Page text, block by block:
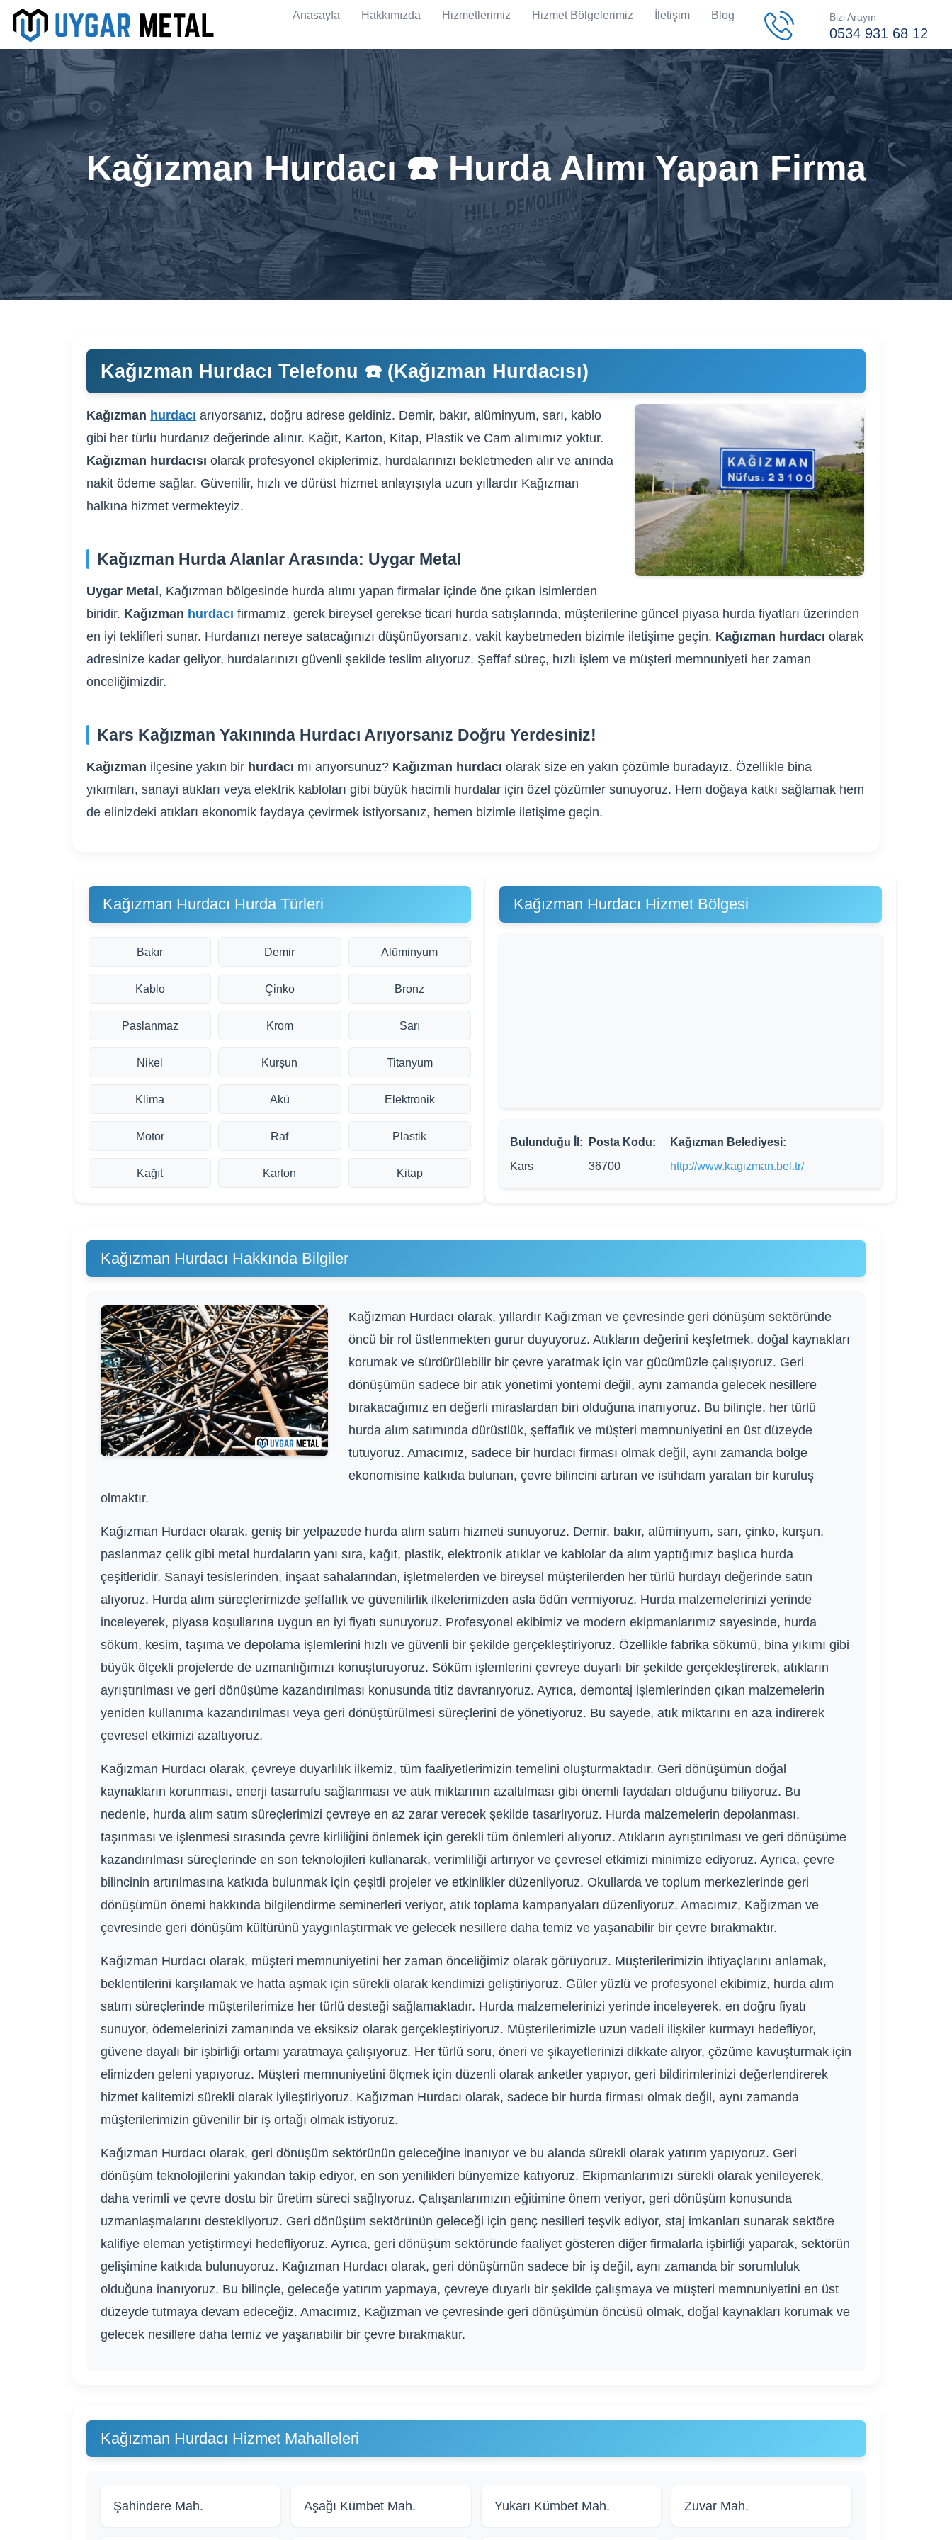
Anasayfa Hakkımızda Hizmetlerimiz Hizmet Bölgelerimiz İletişim Blog Bizi Arayın
0534 931 68 12
Kağızman Hurdacı ☎️ Hurda Alımı Yapan Firma
Kağızman Hurdacı Telefonu ☎️ (Kağızman Hurdacısı)
Kağızman hurdacı arıyorsanız, doğru adrese geldiniz. Demir, bakır, alüminyum, sarı, kablo
gibi her türlü hurdanız değerinde alınır. Kağıt, Karton, Kitap, Plastik ve Cam alımımız yoktur.
Kağızman hurdacısı olarak profesyonel ekiplerimiz, hurdalarınızı bekletmeden alır ve anında
nakit ödeme sağlar. Güvenilir, hızlı ve dürüst hizmet anlayışıyla uzun yıllardır Kağızman
halkına hizmet vermekteyiz.
Kağızman Hurda Alanlar Arasında: Uygar Metal
Uygar Metal , Kağızman bölgesinde hurda alımı yapan firmalar içinde öne çıkan isimlerden
biridir. Kağızman hurdacı firmamız, gerek bireysel gerekse ticari hurda satışlarında, müşterilerine güncel piyasa hurda fiyatları üzerinden
en iyi teklifleri sunar. Hurdanızı nereye satacağınızı düşünüyorsanız, vakit kaybetmeden bizimle iletişime geçin. Kağızman hurdacı olarak
adresinize kadar geliyor, hurdalarınızı güvenli şekilde teslim alıyoruz. Şeffaf süreç, hızlı işlem ve müşteri memnuniyeti her zaman
önceliğimizdir.
Kars Kağızman Yakınında Hurdacı Arıyorsanız Doğru Yerdesiniz!
Kağızman ilçesine yakın bir hurdacı mı arıyorsunuz? Kağızman hurdacı olarak size en yakın çözümle buradayız. Özellikle bina
yıkımları, sanayi atıkları veya elektrik kabloları gibi büyük hacimli hurdalar için özel çözümler sunuyoruz. Hem doğaya katkı sağlamak hem
de elinizdeki atıkları ekonomik faydaya çevirmek istiyorsanız, hemen bizimle iletişime geçin.
Kağızman Hurdacı Hurda Türleri
Bakır Demir Alüminyum
Kablo Çinko Bronz
Paslanmaz Krom Sarı
Nikel Kurşun Titanyum
Klima Akü Elektronik
Motor Raf Plastik
Kağıt Karton Kitap
Kağızman Hurdacı Hizmet Bölgesi
Bulunduğu İl:
Kars
Posta Kodu:
36700
Kağızman Belediyesi:
http://www.kagizman.bel.tr/
Kağızman Hurdacı Hakkında Bilgiler
Kağızman Hurdacı olarak, yıllardır Kağızman ve çevresinde geri dönüşüm sektöründe
öncü bir rol üstlenmekten gurur duyuyoruz. Atıkların değerini keşfetmek, doğal kaynakları
korumak ve sürdürülebilir bir çevre yaratmak için var gücümüzle çalışıyoruz. Geri
dönüşümün sadece bir atık yönetimi yöntemi değil, aynı zamanda gelecek nesillere
bırakacağımız en değerli miraslardan biri olduğuna inanıyoruz. Bu bilinçle, her türlü
hurda alım satımında dürüstlük, şeffaflık ve müşteri memnuniyetini en üst düzeyde
tutuyoruz. Amacımız, sadece bir hurdacı firması olmak değil, aynı zamanda bölge
ekonomisine katkıda bulunan, çevre bilincini artıran ve istihdam yaratan bir kuruluş
olmaktır.
Kağızman Hurdacı olarak, geniş bir yelpazede hurda alım satım hizmeti sunuyoruz. Demir, bakır, alüminyum, sarı, çinko, kurşun,
paslanmaz çelik gibi metal hurdaların yanı sıra, kağıt, plastik, elektronik atıklar ve kablolar da alım yaptığımız başlıca hurda
çeşitleridir. Sanayi tesislerinden, inşaat sahalarından, işletmelerden ve bireysel müşterilerden her türlü hurdayı değerinde satın
alıyoruz. Hurda alım süreçlerimizde şeffaflık ve güvenilirlik ilkelerimizden asla ödün vermiyoruz. Hurda malzemelerinizi yerinde
inceleyerek, piyasa koşullarına uygun en iyi fiyatı sunuyoruz. Profesyonel ekibimiz ve modern ekipmanlarımız sayesinde, hurda
söküm, kesim, taşıma ve depolama işlemlerini hızlı ve güvenli bir şekilde gerçekleştiriyoruz. Özellikle fabrika sökümü, bina yıkımı gibi
büyük ölçekli projelerde de uzmanlığımızı konuşturuyoruz. Söküm işlemlerini çevreye duyarlı bir şekilde gerçekleştirerek, atıkların
ayrıştırılması ve geri dönüşüme kazandırılması konusunda titiz davranıyoruz. Ayrıca, demontaj işlemlerinden çıkan malzemelerin
yeniden kullanıma kazandırılması veya geri dönüştürülmesi süreçlerini de yönetiyoruz. Bu sayede, atık miktarını en aza indirerek
çevresel etkimizi azaltıyoruz.
Kağızman Hurdacı olarak, çevreye duyarlılık ilkemiz, tüm faaliyetlerimizin temelini oluşturmaktadır. Geri dönüşümün doğal
kaynakların korunması, enerji tasarrufu sağlanması ve atık miktarının azaltılması gibi önemli faydaları olduğunu biliyoruz. Bu
nedenle, hurda alım satım süreçlerimizi çevreye en az zarar verecek şekilde tasarlıyoruz. Hurda malzemelerin depolanması,
taşınması ve işlenmesi sırasında çevre kirliliğini önlemek için gerekli tüm önlemleri alıyoruz. Atıkların ayrıştırılması ve geri dönüşüme
kazandırılması süreçlerinde en son teknolojileri kullanarak, verimliliği artırıyor ve çevresel etkimizi minimize ediyoruz. Ayrıca, çevre
bilincinin artırılmasına katkıda bulunmak için çeşitli projeler ve etkinlikler düzenliyoruz. Okullarda ve toplum merkezlerinde geri
dönüşümün önemi hakkında bilgilendirme seminerleri veriyor, atık toplama kampanyaları düzenliyoruz. Amacımız, Kağızman ve
çevresinde geri dönüşüm kültürünü yaygınlaştırmak ve gelecek nesillere daha temiz ve yaşanabilir bir çevre bırakmaktır.
Kağızman Hurdacı olarak, müşteri memnuniyetini her zaman önceliğimiz olarak görüyoruz. Müşterilerimizin ihtiyaçlarını anlamak,
beklentilerini karşılamak ve hatta aşmak için sürekli olarak kendimizi geliştiriyoruz. Güler yüzlü ve profesyonel ekibimiz, hurda alım
satım süreçlerinde müşterilerimize her türlü desteği sağlamaktadır. Hurda malzemelerinizi yerinde inceleyerek, en doğru fiyatı
sunuyor, ödemelerinizi zamanında ve eksiksiz olarak gerçekleştiriyoruz. Müşterilerimizle uzun vadeli ilişkiler kurmayı hedefliyor,
güvene dayalı bir işbirliği ortamı yaratmaya çalışıyoruz. Her türlü soru, öneri ve şikayetlerinizi dikkate alıyor, çözüme kavuşturmak için
elimizden geleni yapıyoruz. Müşteri memnuniyetini ölçmek için düzenli olarak anketler yapıyor, geri bildirimlerinizi değerlendirerek
hizmet kalitemizi sürekli olarak iyileştiriyoruz. Kağızman Hurdacı olarak, sadece bir hurda firması olmak değil, aynı zamanda
müşterilerimizin güvenilir bir iş ortağı olmak istiyoruz.
Kağızman Hurdacı olarak, geri dönüşüm sektörünün geleceğine inanıyor ve bu alanda sürekli olarak yatırım yapıyoruz. Geri
dönüşüm teknolojilerini yakından takip ediyor, en son yenilikleri bünyemize katıyoruz. Ekipmanlarımızı sürekli olarak yenileyerek,
daha verimli ve çevre dostu bir üretim süreci sağlıyoruz. Çalışanlarımızın eğitimine önem veriyor, geri dönüşüm konusunda
uzmanlaşmalarını destekliyoruz. Geri dönüşüm sektörünün geleceği için genç nesilleri teşvik ediyor, staj imkanları sunarak sektöre
kalifiye eleman yetiştirmeyi hedefliyoruz. Ayrıca, geri dönüşüm sektöründe faaliyet gösteren diğer firmalarla işbirliği yaparak, sektörün
gelişimine katkıda bulunuyoruz. Kağızman Hurdacı olarak, geri dönüşümün sadece bir iş değil, aynı zamanda bir sorumluluk
olduğuna inanıyoruz. Bu bilinçle, geleceğe yatırım yapmaya, çevreye duyarlı bir şekilde çalışmaya ve müşteri memnuniyetini en üst
düzeyde tutmaya devam edeceğiz. Amacımız, Kağızman ve çevresinde geri dönüşümün öncüsü olmak, doğal kaynakları korumak ve
gelecek nesillere daha temiz ve yaşanabilir bir çevre bırakmaktır.
Kağızman Hurdacı Hizmet Mahalleleri
Şahindere Mah. Aşağı Kümbet Mah. Yukarı Kümbet Mah. Zuvar Mah.